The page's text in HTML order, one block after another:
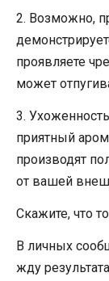
2. Возможно,
проявляете
может
3.
приятный
производят
от вашей
Скажите, что
В личных
жду